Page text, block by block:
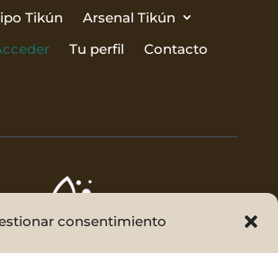
consentimiento
Tikún
Arsenal Tikún
Tu perfil Contacto